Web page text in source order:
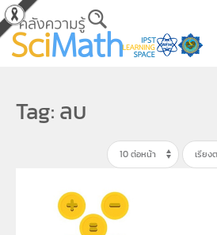
Skip to main content
Tag: ลบ